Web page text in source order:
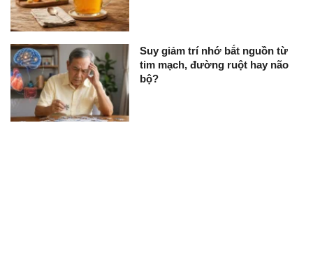
Suy giảm trí nhớ bắt nguồn từ
tim mạch, đường ruột hay não
bộ?